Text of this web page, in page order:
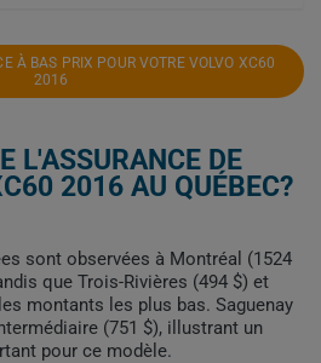
À BAS PRIX POUR VOTRE VOLVO XC60
2016
L'ASSURANCE DE
2016 AU QUÉBEC?
sont observées à Montréal (1524
que Trois-Rivières (494 $) et
montants les plus bas. Saguenay
(751 $), illustrant un
pour ce modèle.